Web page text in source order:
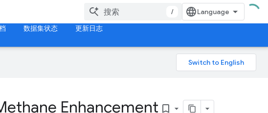
/
数据集状态 更新日志
Enhancement bookmark_border